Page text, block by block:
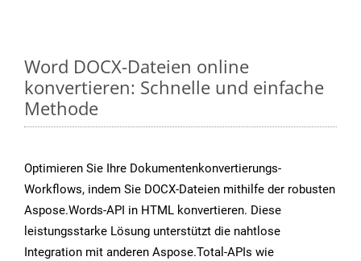
Word DOCX-Dateien online
konvertieren: Schnelle und einfache
Methode
Optimieren Sie Ihre Dokumentenkonvertierungs-
Workflows, indem Sie DOCX-Dateien mithilfe der robusten
Aspose.Words-API in HTML konvertieren. Diese
leistungsstarke Lösung unterstützt die nahtlose
Integration mit anderen Aspose.Total-APIs wie